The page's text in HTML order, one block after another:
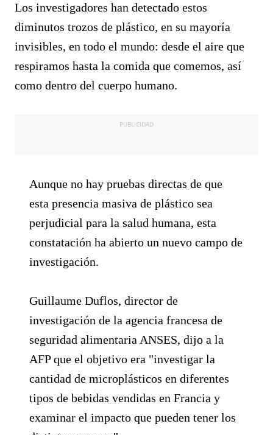
Los investigadores han detectado estos
diminutos trozos de plástico, en su mayoría
invisibles, en todo el mundo: desde el aire que
respiramos hasta la comida que comemos, así
como dentro del cuerpo humano.
PUBLICIDAD
Aunque no hay pruebas directas de que
esta presencia masiva de plástico sea
perjudicial para la salud humana, esta
constatación ha abierto un nuevo campo de
investigación.
Guillaume Duflos, director de
investigación de la agencia francesa de
seguridad alimentaria ANSES, dijo a la
AFP que el objetivo era "investigar la
cantidad de microplásticos en diferentes
tipos de bebidas vendidas en Francia y
examinar el impacto que pueden tener los